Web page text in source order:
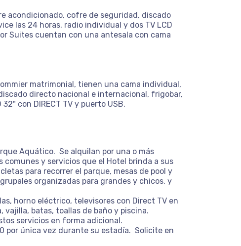
acondicionado, cofre de seguridad, discado
las 24 horas, radio individual y dos TV LCD
Suites cuentan con una antesala con cama
matrimonial, tienen una cama individual,
directo nacional e internacional, frigobar,
con DIRECT TV y puerto USB.
Aquático. Se alquilan por una o más
y servicios que el Hotel brinda a sus
para recorrer el parque, mesas de pool y
organizadas para grandes y chicos, y
horno eléctrico, televisores con Direct TV en
batas, toallas de baño y piscina.
servicios en forma adicional.
por única vez durante su estadía. Solicite en